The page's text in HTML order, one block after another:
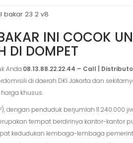
bakar 23 2 v8
INI COCOK
DI DOMPET
Anda.08.13.88.22.22.44 – Call |
di daerah DKI Jakarta dan
khusus.
dengan penduduk berjumlah 11.240.000
tempat berdirinya kantor-kantor
kedudukan lembaga-lembaga